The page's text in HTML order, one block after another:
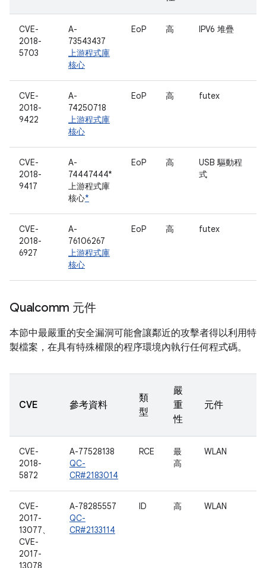
CVE-
2018-
5703
A-
73543437
上游程式庫
核心
EoP 高 IPV6 堆疊
CVE-
2018-
9422
A-
74250718
上游程式庫
核心
EoP 高 futex
CVE-
2018-
9417
A-
74447444*
上游程式庫
核心*
EoP 高
USB 驅動程
式
CVE-
2018-
6927
A-
76106267
上游程式庫
核心
EoP 高 futex
Qualcomm 元件
本節中最嚴重的安全漏洞可能會讓鄰近的攻擊者得以利用特
製檔案，在具有特殊權限的程序環境內執行任何程式碼。
CVE 參考資料
類
型
嚴
重
性
元件
CVE-
2018-
5872
A-77528138
QC-
CR#2183014
RCE
最
高
WLAN
CVE-
2017-
13077、
CVE-
2017-
13078
A-78285557
QC-
CR#2133114
ID 高 WLAN